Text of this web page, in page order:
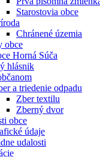
Starostovia obce
Chránené územia
obce
Horná Súča
hlásnik
a triedenie odpadu
Zber textilu
Zberný dvor
obce
údaje
udalosti